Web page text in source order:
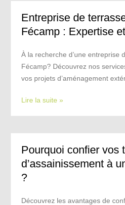
Entreprise de
Fécamp : Expertise
À la recherche d’une entreprise
Fécamp? Découvrez nos
vos projets d’aménagement
Lire la suite »
Pourquoi confier vos
d’assainissement à
?
Découvrez les avantages de